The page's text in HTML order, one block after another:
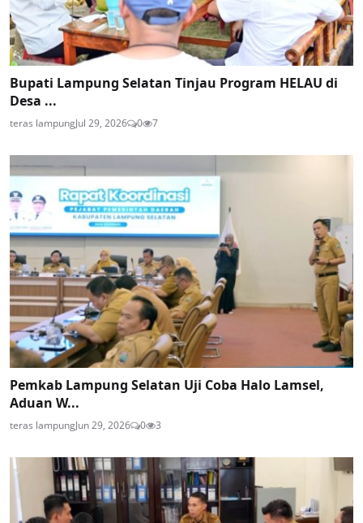
Bupati Lampung Selatan Tinjau Program HELAU di
Desa ...
teras lampungJul 29, 2026 0 7
Pemkab Lampung Selatan Uji Coba Halo Lamsel,
Aduan W...
teras lampungJun 29, 2026 0 3